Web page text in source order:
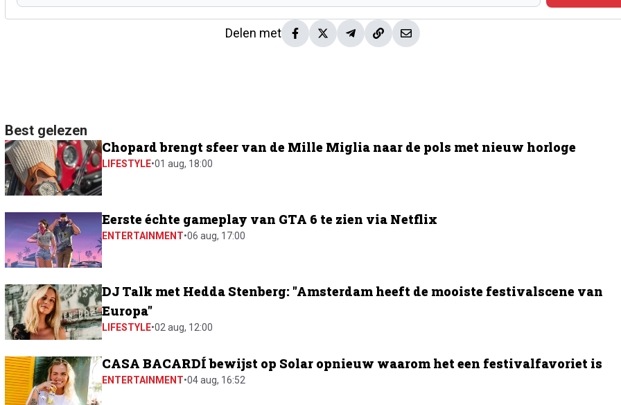
Delen met
Best gelezen
Chopard brengt sfeer van de Mille Miglia naar de pols met nieuw horloge
LIFESTYLE•01 aug, 18:00
Eerste échte gameplay van GTA 6 te zien via Netflix
ENTERTAINMENT•06 aug, 17:00
DJ Talk met Hedda Stenberg: "Amsterdam heeft de mooiste festivalscene van
Europa"
LIFESTYLE•02 aug, 12:00
CASA BACARDÍ bewijst op Solar opnieuw waarom het een festivalfavoriet is
ENTERTAINMENT•04 aug, 16:52